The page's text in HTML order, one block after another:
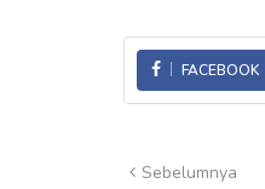
FACEBOOK
Sebelumnya